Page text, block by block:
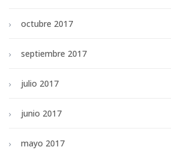
octubre 2017
septiembre 2017
julio 2017
junio 2017
mayo 2017